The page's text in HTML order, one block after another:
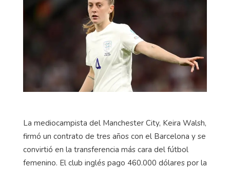
La mediocampista del Manchester City, Keira Walsh,
firmó un contrato de tres años con el Barcelona y se
convirtió en la transferencia más cara del fútbol
femenino. El club inglés pago 460.000 dólares por la